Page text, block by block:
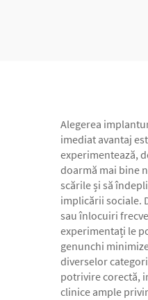
Alegerea
imediat avantaj
experimentează,
doarmă mai bine
scările și să
implicării sociale.
sau înlocuiri
experimentați le
genunchi
diverselor
potrivire corectă,
clinice ample